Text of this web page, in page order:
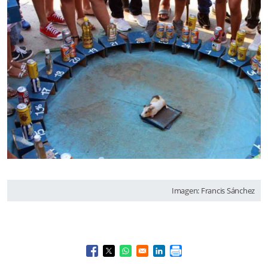
Imagen: Francis Sánchez
Opens in a new window
Opens in a new window
Opens in a new window
Opens in a new window